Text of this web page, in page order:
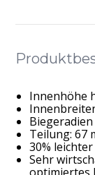
Innenhöhe
Biegeradien
Teilung: 67
30%
Sehr
optimiertes